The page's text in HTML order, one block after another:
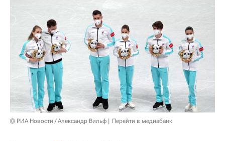
© РИА Новости / Александр Вильф Перейти в медиабанк